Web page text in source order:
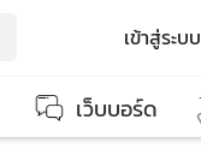
เข้าสู่ระบบ
เว็บบอร์ด